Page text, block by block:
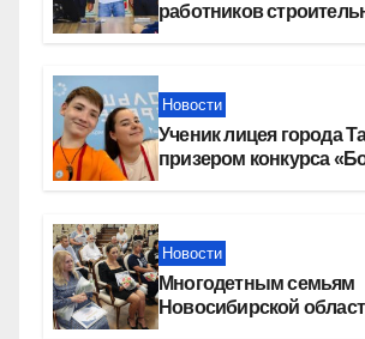
работников
Новости
Ученик лицея города
призером конкурса
Новости
Многодетным семьям
Новосибирской